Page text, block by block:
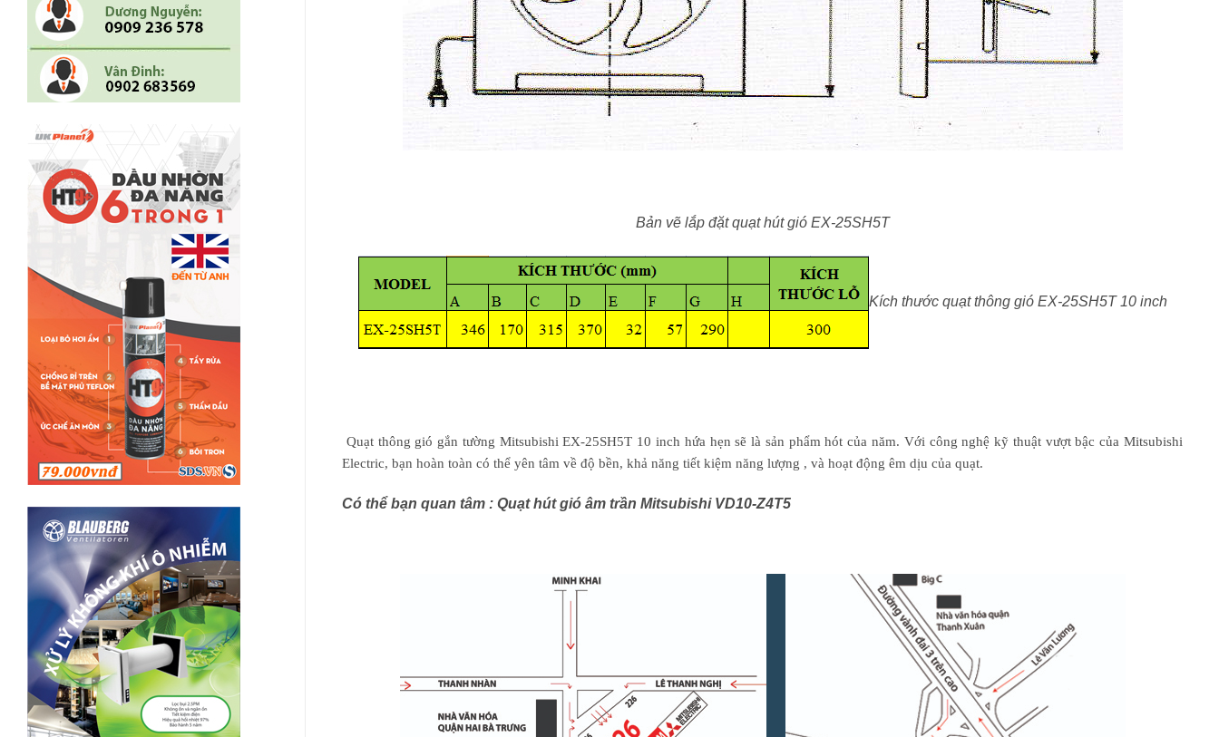
Bản vẽ lắp đặt quạt hút gió EX-25SH5T
Kích thước quạt thông gió EX-25SH5T 10 inch
Quạt thông gió gắn tường MitsubishiEX-25SH5T 10 inch hứa hẹn sẽ là sản phẩm hót của năm. Với công nghệ kỹ thuật vượt bậc của Mitsubishi
Electric, bạn hoàn toàn có thể yên tâm về độ bền, khả năng tiết kiệm năng lượng , và hoạt động êm dịu của quạt.
Có thể bạn quan tâm : Quạt hút gió âm trần Mitsubishi VD10-Z4T5